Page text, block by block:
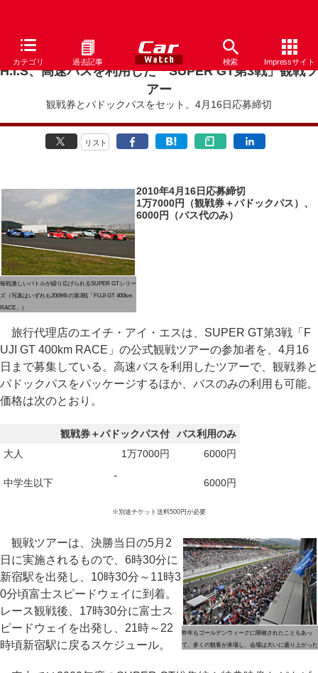
カテゴリ 過去記事 検索 Impressサイト
H.I.S、高速バスを利用した「SUPER GT第3戦」観戦ツ
アー
観戦券とパドックパスをセット。4月16日応募締切
リスト
毎戦激しいバトルが繰り広げられるSUPER GTシリー
ズ（写真はいずれも2009年の第3戦「FUJI GT 400km
RACE」）
2010年4月16日応募締切
1万7000円（観戦券＋パドックパス）、
6000円（バス代のみ）
旅行代理店のエイチ・アイ・エスは、SUPER GT第3戦「F
UJI GT 400km RACE」の公式観戦ツアーの参加者を、4月16
日まで募集している。高速バスを利用したツアーで、観戦券と
パドックパスをパッケージするほか、バスのみの利用も可能。
価格は次のとおり。
観戦券＋パドックパス付
バス利用のみ
大人
1万7000円 6000円
中学生以下
-
6000円
※別途チケット送料500円が必要
昨年もゴールデンウィークに開催されたこともあっ
て、多くの観客が来場し、会場は大いに盛り上がった
観戦ツアーは、決勝当日の5月2
日に実施されるもので、6時30分に
新宿駅を出発し、10時30分～11時3
0分頃富士スピードウェイに到着。
レース観戦後、17時30分に富士ス
ピードウェイを出発し、21時～22
時頃新宿駅に戻るスケジュール。